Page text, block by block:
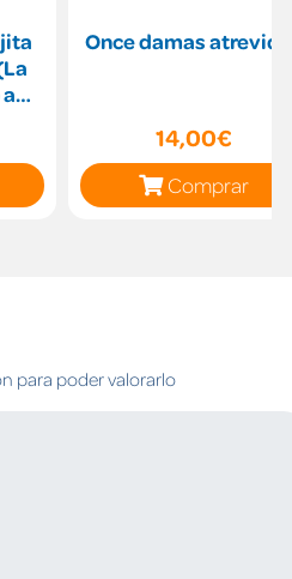
Once damas atrevidas
14,00€
Comprar
para poder valorarlo